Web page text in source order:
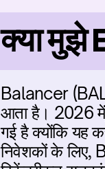
क्या मुझे
Balancer (BAL)
आता है। 2026
गई है क्योंकि यह
निवेशकों के लिए,